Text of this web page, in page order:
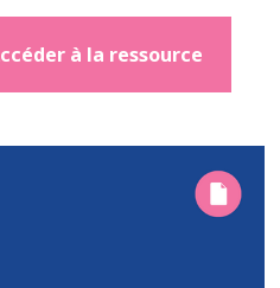
à la ressource